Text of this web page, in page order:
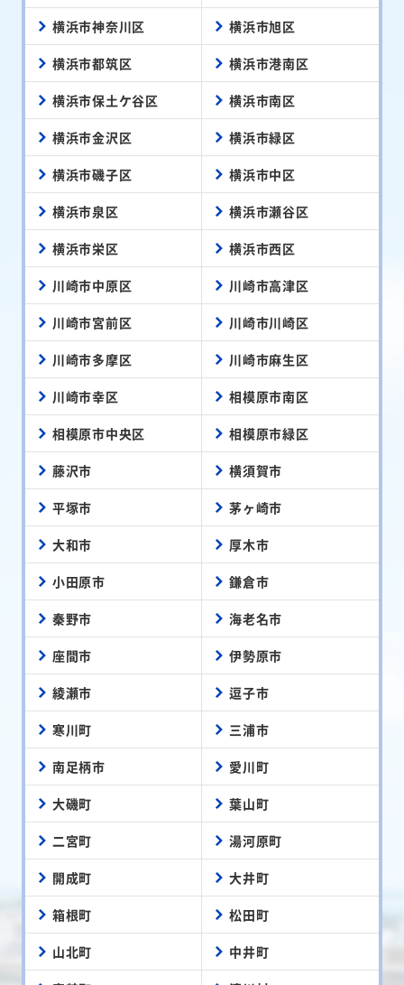
横浜市神奈川区 横浜市旭区
横浜市都筑区 横浜市港南区
横浜市保土ケ谷区 横浜市南区
横浜市金沢区 横浜市緑区
横浜市磯子区 横浜市中区
横浜市泉区 横浜市瀬谷区
横浜市栄区 横浜市西区
川崎市中原区 川崎市高津区
川崎市宮前区 川崎市川崎区
川崎市多摩区 川崎市麻生区
川崎市幸区 相模原市南区
相模原市中央区 相模原市緑区
藤沢市 横須賀市
平塚市 茅ヶ崎市
大和市 厚木市
小田原市 鎌倉市
秦野市 海老名市
座間市 伊勢原市
綾瀬市 逗子市
寒川町 三浦市
南足柄市 愛川町
大磯町 葉山町
二宮町 湯河原町
開成町 大井町
箱根町 松田町
山北町 中井町